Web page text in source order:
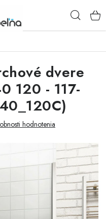
dvere
120 - 117-
hodnotenia